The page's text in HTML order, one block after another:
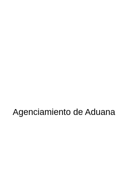
Agenciamiento de Aduana